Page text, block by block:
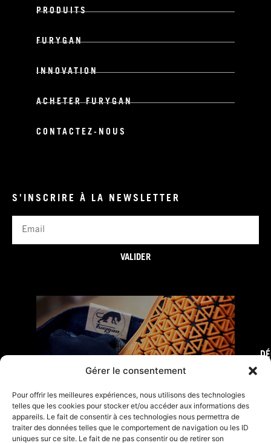
Gérer le consentement
Pour offrir les meilleures expériences, nous utilisons des technologies
telles que les cookies pour stocker et/ou accéder aux informations des
appareils. Le fait de consentir à ces technologies nous permettra de
traiter des données telles que le comportement de navigation ou les ID
uniques sur ce site. Le fait de ne pas consentir ou de retirer son
PRODUITS
FURYGAN
INNOVATION
ACHETER FURYGAN
CONTACTEZ-NOUS
S'INSCRIRE À LA NEWSLETTER
VALIDER